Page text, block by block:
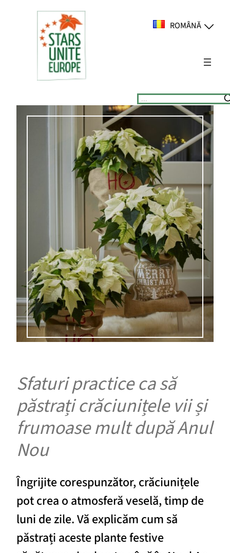
ROMÂNĂ
Suchen
Sfaturi practice ca să
păstrați crăciunițele vii și
frumoase mult după Anul
Nou
Îngrijite corespunzător, crăciunițele
pot crea o atmosferă veselă, timp de
luni de zile. Vă explicăm cum să
păstrați aceste plante festive